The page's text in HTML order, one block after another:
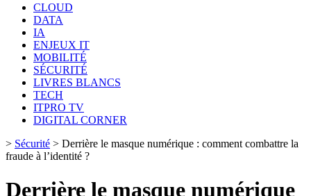
CLOUD
DATA
IA
ENJEUX IT
MOBILITÉ
SÉCURITÉ
LIVRES BLANCS
TECH
ITPRO TV
DIGITAL CORNER
> Sécurité > Derrière le masque numérique : comment combattre la
fraude à l’identité ?
Derrière le masque numérique